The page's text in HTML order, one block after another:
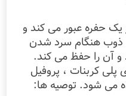
یک حفره عبور می کند و
هنگام سرد شدن
آن را حفظ می کند.
پلی کربنات ، پروفیل
می شود. توصیه ها: